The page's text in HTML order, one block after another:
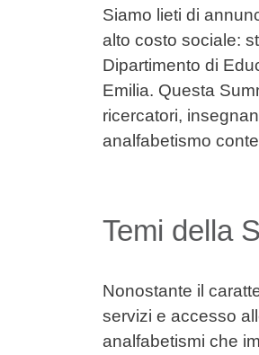
Siamo lieti di
alto costo sociale:
Dipartimento di
Emilia. Questa
ricercatori,
analfabetismo
Temi della
Nonostante il
servizi e accesso
analfabetismi che